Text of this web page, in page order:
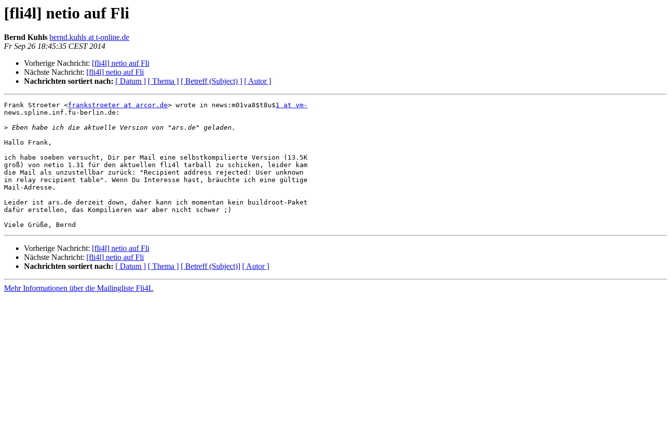
[fli4l] netio auf Fli
Bernd Kuhls bernd.kuhls at t-online.de
Fr Sep 26 18:45:35 CEST 2014
Vorherige Nachricht: [fli4l] netio auf Fli
Nächste Nachricht: [fli4l] netio auf Fli
Nachrichten sortiert nach: [ Datum ] [ Thema ] [ Betreff (Subject) ] [ Autor ]
Frank Stroeter <frankstroeter at arcor.de> wrote in news:m01va8$t8u$1 at vm-
news.spline.inf.fu-berlin.de:
>
Hallo Frank,
ich habe soeben versucht, Dir per Mail eine selbstkompilierte Version (13.5K
groß) von netio 1.31 für den aktuellen fli4l tarball zu schicken, leider kam
die Mail als unzustellbar zurück: "Recipient address rejected: User unknown
in relay recipient table". Wenn Du Interesse hast, bräuchte ich eine gültige
Mail-Adresse.
Leider ist ars.de derzeit down, daher kann ich momentan kein buildroot-Paket
dafür erstellen, das Kompilieren war aber nicht schwer ;)
Vorherige Nachricht: [fli4l] netio auf Fli
Nächste Nachricht: [fli4l] netio auf Fli
Nachrichten sortiert nach: [ Datum ] [ Thema ] [ Betreff (Subject)] [ Autor ]
Mehr Informationen über die Mailingliste Fli4L